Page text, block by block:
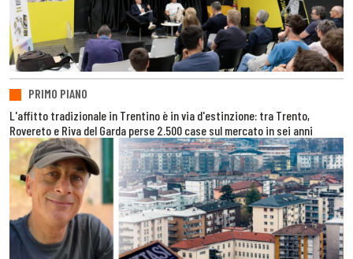
PRIMO PIANO
L'affitto tradizionale in Trentino è in via d'estinzione: tra Trento,
Rovereto e Riva del Garda perse 2.500 case sul mercato in sei anni